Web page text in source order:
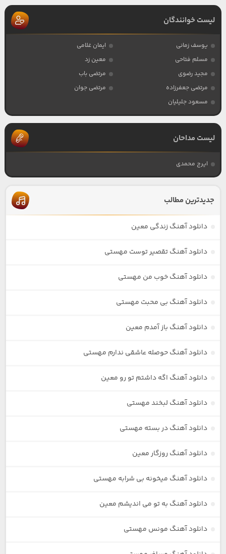
لیست خوانندگان
یوسف زمانی
ایمان غلامی
مسلم فتاحی
معین زد
مجید رضوی
مرتضی باب
مرتضی جعفرزاده
مرتضی جوان
مسعود جلیلیان
لیست مداحان
ایرج محمدی
جدیدترین مطالب
دانلود آهنگ زندگی معین
دانلود آهنگ تقصیر توست مهستی
دانلود آهنگ خوب من مهستی
دانلود آهنگ بی محبت مهستی
دانلود آهنگ باز آمدم معین
دانلود آهنگ حوصله عاشقی ندارم مهستی
دانلود آهنگ اگه داشتم تو رو معین
دانلود آهنگ لبخند مهستی
دانلود آهنگ در بسته مهستی
دانلود آهنگ روزگار معین
دانلود آهنگ میخونه بی شرابه مهستی
دانلود آهنگ به تو می اندیشم معین
دانلود آهنگ مونس مهستی